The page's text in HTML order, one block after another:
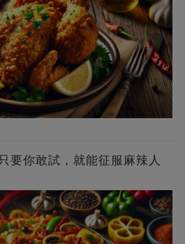
你敢試，就能征服麻辣人